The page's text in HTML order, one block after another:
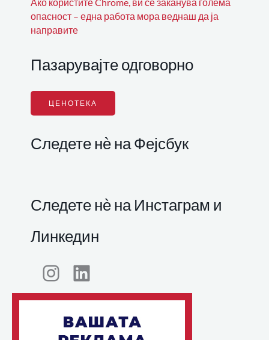
Ако користите Chrome, ви се заканува голема
опасност – една работа мора веднаш да ја
направите
Пазарувајте одговорно
ЦЕНОТЕКА
Следете нѐ на Фејсбук
Следете нѐ на Инстаграм и
Линкедин